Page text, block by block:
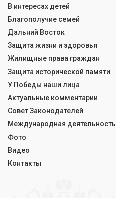
В интересах детей
Благополучие семей
Дальний Восток
Защита жизни и здоровья
Жилищные права граждан
Защита исторической памяти
У Победы наши лица
Актуальные комментарии
Совет Законодателей
Международная деятельность
Фото
Видео
Контакты